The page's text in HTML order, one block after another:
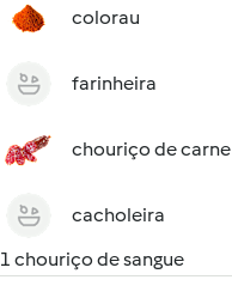
colorau
farinheira
chouriço de carne
cacholeira
1 chouriço de sangue